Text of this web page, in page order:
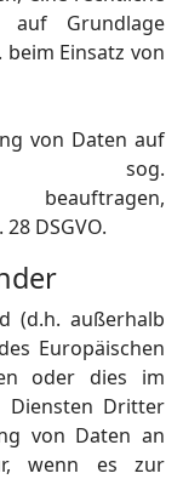
auf Grundlage
Einsatz von
von Daten auf
sog.
beauftragen,
DSGVO.
(d.h. außerhalb
Europäischen
oder dies im
Diensten Dritter
von Daten an
wenn es zur